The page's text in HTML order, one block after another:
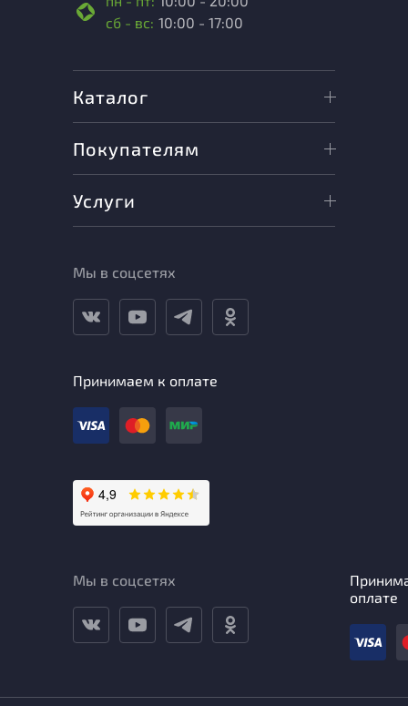
сб - вс: 10:00 - 17:00
Каталог
Покупателям
Услуги
Мы в соцсетях
Принимаем к оплате
Мы в соцсетях
оплате